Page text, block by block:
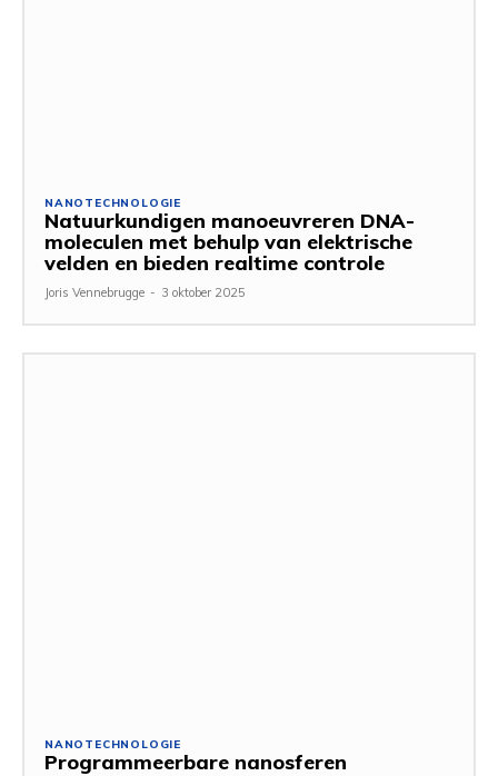
NANOTECHNOLOGIE
Natuurkundigen manoeuvreren DNA-
moleculen met behulp van elektrische
velden en bieden realtime controle
Joris Vennebrugge - 3 oktober 2025
NANOTECHNOLOGIE
Programmeerbare nanosferen